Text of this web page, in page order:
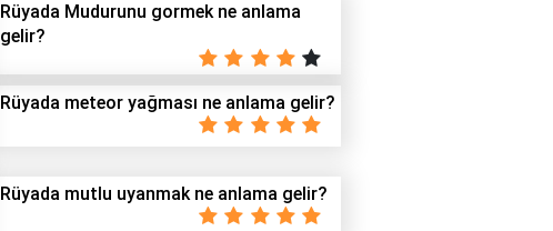
Rüyada Mudurunu gormek ne anlama
gelir?
Rüyada meteor yağması ne anlama gelir?
Rüyada mutlu uyanmak ne anlama gelir?